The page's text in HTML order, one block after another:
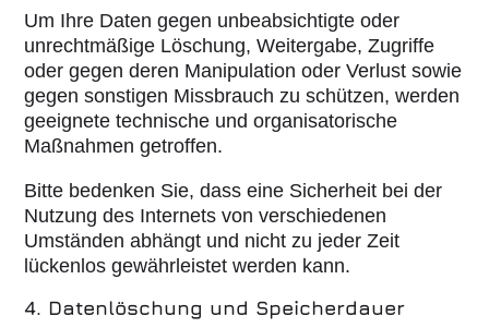
Um Ihre Daten gegen unbeabsichtigte oder
unrechtmäßige Löschung, Weitergabe, Zugriffe
oder gegen deren Manipulation oder Verlust sowie
gegen sonstigen Missbrauch zu schützen, werden
geeignete technische und organisatorische
Maßnahmen getroffen.
Bitte bedenken Sie, dass eine Sicherheit bei der
Nutzung des Internets von verschiedenen
Umständen abhängt und nicht zu jeder Zeit
lückenlos gewährleistet werden kann.
4. Datenlöschung und Speicherdauer